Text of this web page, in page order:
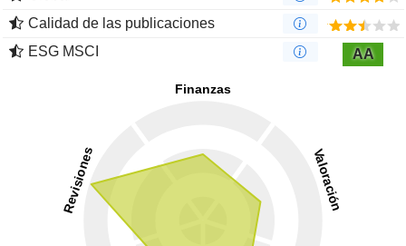
Calidad de las publicaciones
ESG MSCI
AA